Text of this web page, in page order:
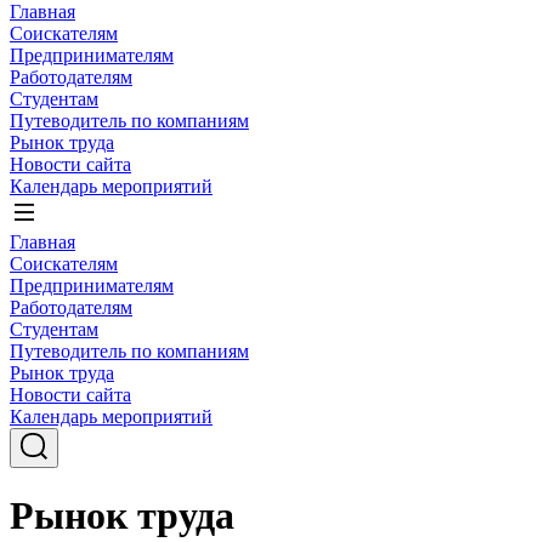
Главная
Соискателям
Предпринимателям
Работодателям
Студентам
Путеводитель по компаниям
Рынок труда
Новости сайта
Календарь мероприятий
Главная
Соискателям
Предпринимателям
Работодателям
Студентам
Путеводитель по компаниям
Рынок труда
Новости сайта
Календарь мероприятий
Рынок труда